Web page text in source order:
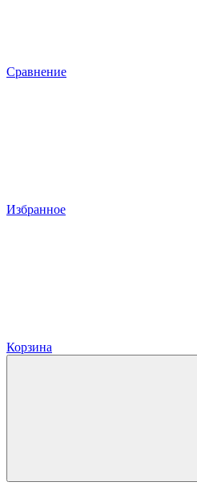
Сравнение
Избранное
Корзина